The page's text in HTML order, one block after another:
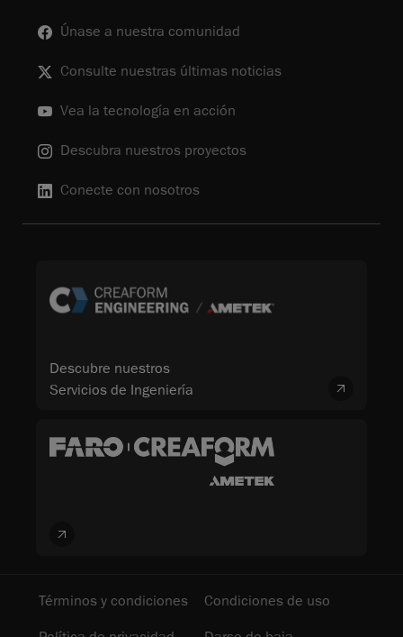
Únase a nuestra comunidad
Consulte nuestras últimas noticias
Vea la tecnología en acción
Descubra nuestros proyectos
Conecte con nosotros
Descubre nuestros
Servicios de Ingeniería
Términos y condiciones
Condiciones de uso